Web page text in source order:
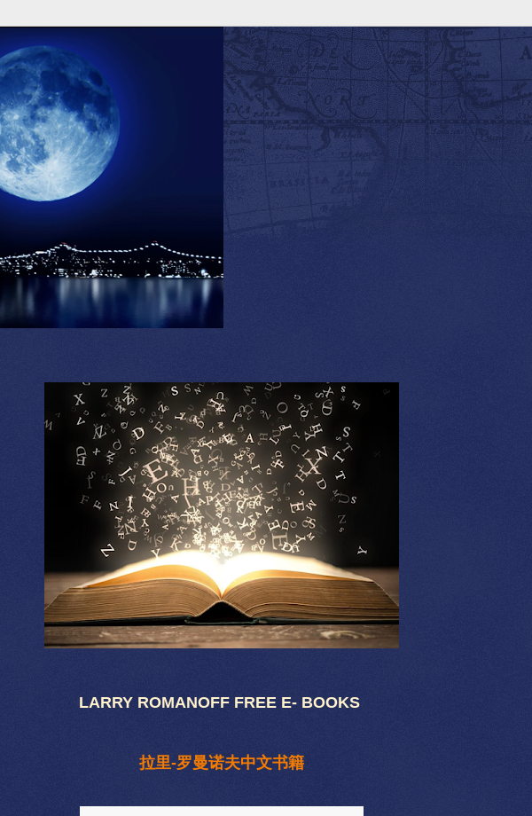
LARRY ROMANOFF FREE E- BOOKS
拉里-罗曼诺夫中文书籍